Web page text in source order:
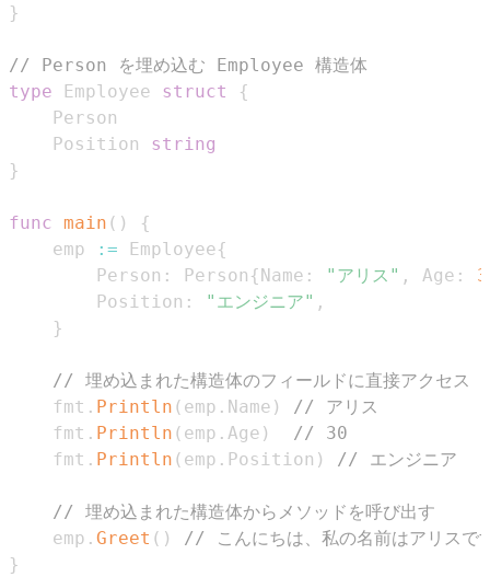
}
// Person を埋め込む Employee 構造体
type Employee struct
{
    Position
string
}
func main ( )
{
    emp
:= Employee{
        Person
: Person {Name : "アリス" , Age :
        Position
: "エンジニア" ,
}
// 埋め込まれた構造体のフィールドに直接アクセス
    fmt
. Println ( emp . Name )
// アリス
    fmt
. Println ( emp . Age )
// 30
    fmt
. Println ( emp . Position ) // エンジニア
// 埋め込まれた構造体からメソッドを呼び出す
    emp
. Greet ( )
// こんにちは、私の名前はアリスで
}